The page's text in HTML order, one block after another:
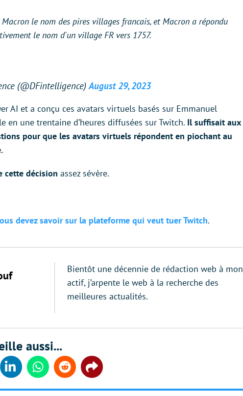
le nom des pires villages francais, et Macron a répondu
le nom d'un village FR vers 1757.
(@DFintelligence) August 29, 2023
AI et a conçu ces avatars virtuels basés sur Emmanuel
en une trentaine d’heures diffusées sur Twitch. Il suffisait aux
pour que les avatars virtuels répondent en piochant au
cette décision assez sévère.
devez savoir sur la plateforme qui veut tuer Twitch.
Bientôt une décennie de rédaction web à mon
actif, j’arpente le web à la recherche des
meilleures actualités.
aussi...
LinkedinWhatsappReddit Share